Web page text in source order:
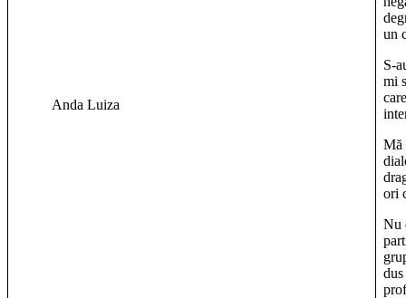
Anda Luiza
un
S-
mi
Mă
ori
Nu